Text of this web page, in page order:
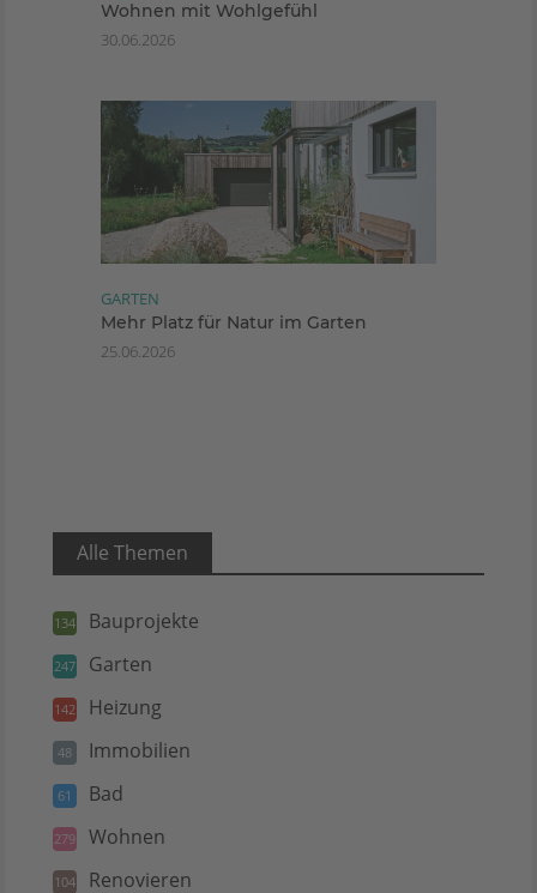
Wohnen mit Wohlgefühl
30.06.2026
GARTEN
Mehr Platz für Natur im Garten
25.06.2026
Alle Themen
134 Bauprojekte
247 Garten
142 Heizung
48 Immobilien
61 Bad
279 Wohnen
104 Renovieren